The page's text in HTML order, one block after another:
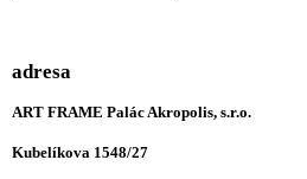
adresa
ART FRAME Palác Akropolis, s.r.o.
Kubelíkova 1548/27